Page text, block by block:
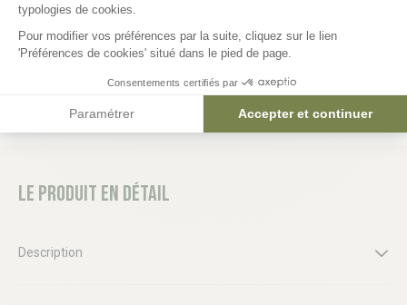
85,72 €
Le produit en détail
Description
typologies de cookies.
Pour modifier vos préférences par la suite, cliquez sur le lien
'Préférences de cookies' situé dans le pied de page.
Consentements certifiés par
Paramétrer Accepter et continuer